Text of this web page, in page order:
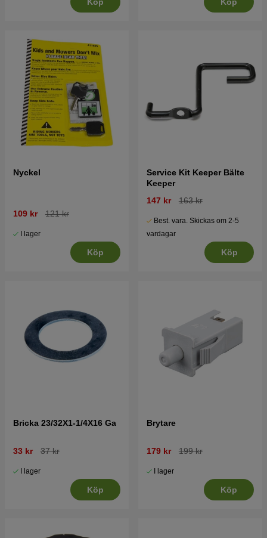
Köp Köp
Nyckel
109 kr 121 kr
I lager
Köp
Service Kit Keeper Bälte
Keeper
147 kr
163 kr
Best. vara. Skickas om 2-5
vardagar
Köp
Bricka 23/32X1-1/4X16 Ga
33 kr 37 kr
I lager
Köp
Brytare
179 kr 199 kr
I lager
Köp